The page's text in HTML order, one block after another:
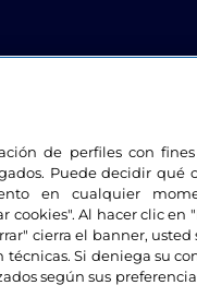
de perfiles con
Puede decidir qué
en cualquier
cookies". Al hacer clic
cierra el banner,
Si deniega su
según sus